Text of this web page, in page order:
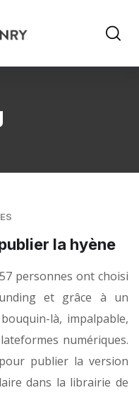
la hyène
personnes ont choisi
et grâce à un
là, impalpable,
numériques.
publier la version
dans la librairie de